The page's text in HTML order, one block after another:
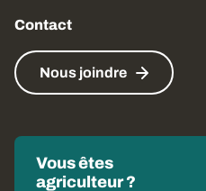
Contact
Nous joindre
Vous êtes
agriculteur ?